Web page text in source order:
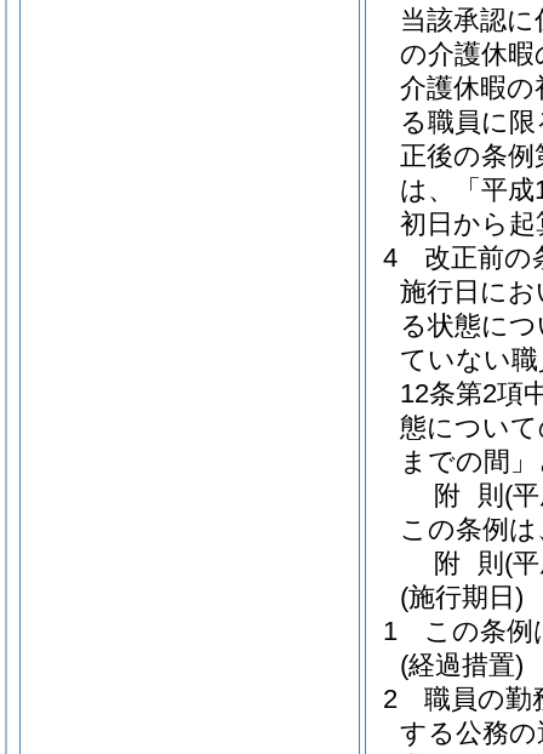
当該承認
の介護休
介護休暇
る職員に限
正後の条
は、「平
初日から
4
改正前の
施行日に
る状態に
ていない
12条第2項
態につい
までの間
附 則 (
この条例
附 則 (
(施行期日)
1
この条例
(経過措置)
2
職員の勤
する公務